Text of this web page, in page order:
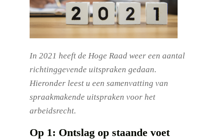
In 2021 heeft de Hoge Raad weer een aantal
richtinggevende uitspraken gedaan.
Hieronder leest u een samenvatting van
spraakmakende uitspraken voor het
arbeidsrecht.
Op 1: Ontslag op staande voet